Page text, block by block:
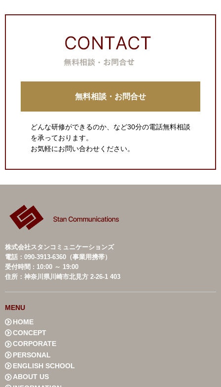
無料相談・お問合せ
どんな研修ができるのか、など30分の電話無料相談
を承っております。
お気軽にお問い合わせください。
株式会社スタンコミュニケーションズ
電話：090-3913-6360（事業用携帯）
受付時間 : 10:00 ～ 19:00
住所：神奈川県川崎市北見方 2-26-1 403
MENU
HOME
CONCEPT
CORPORATE
PERSONAL
ENGLISH SCHOOL
ABOUT US